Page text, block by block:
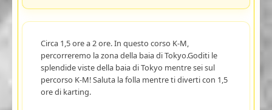
Circa 1,5 ore a 2 ore. In questo corso K-M,
percorreremo la zona della baia di Tokyo.Goditi le
splendide viste della baia di Tokyo mentre sei sul
percorso K-M! Saluta la folla mentre ti diverti con 1,5
ore di karting.